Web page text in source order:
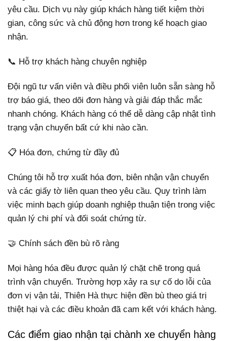
yêu cầu. Dịch vụ này giúp khách hàng tiết kiệm thời
gian, công sức và chủ động hơn trong kế hoạch giao
nhận.
📞 Hỗ trợ khách hàng chuyên nghiệp
Đội ngũ tư vấn viên và điều phối viên luôn sẵn sàng hỗ
trợ báo giá, theo dõi đơn hàng và giải đáp thắc mắc
nhanh chóng. Khách hàng có thể dễ dàng cập nhật tình
trạng vận chuyển bất cứ khi nào cần.
📋 Hóa đơn, chứng từ đầy đủ
Chúng tôi hỗ trợ xuất hóa đơn, biên nhận vận chuyển
và các giấy tờ liên quan theo yêu cầu. Quy trình làm
việc minh bạch giúp doanh nghiệp thuận tiện trong việc
quản lý chi phí và đối soát chứng từ.
🤝 Chính sách đền bù rõ ràng
Mọi hàng hóa đều được quản lý chặt chẽ trong quá
trình vận chuyển. Trường hợp xảy ra sự cố do lỗi của
đơn vị vận tải, Thiên Hà thực hiện đền bù theo giá trị
thiệt hại và các điều khoản đã cam kết với khách hàng.
Các điểm giao nhận tại chành xe chuyển hàng